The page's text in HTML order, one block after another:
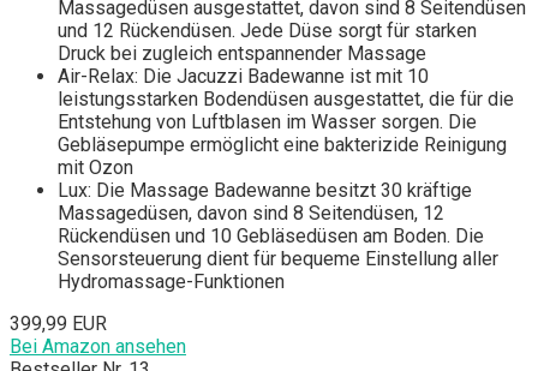
Massagedüsen ausgestattet, davon sind 8 Seitendüsen
und 12 Rückendüsen. Jede Düse sorgt für starken
Druck bei zugleich entspannender Massage
Air-Relax: Die Jаcuzzi Badewanne ist mit 10
leistungsstarken Bodendüsen ausgestattet, die für die
Entstehung von Luftblasen im Wasser sorgen. Die
Gebläsepumpe ermöglicht eine bakterizide Reinigung
mit Ozon
Lux: Die Massage Badewanne besitzt 30 kräftige
Massagedüsen, davon sind 8 Seitendüsen, 12
Rückendüsen und 10 Gebläsedüsen am Boden. Die
Sensorsteuerung dient für bequeme Einstellung aller
Hydromassage-Funktionen
399,99 EUR
Bei Amazon ansehen